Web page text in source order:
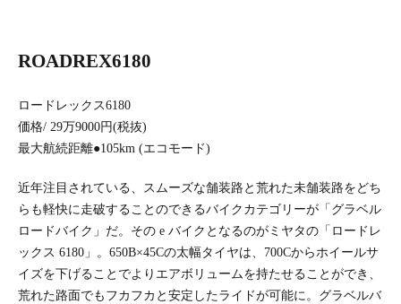
ROADREX6180
ロードレックス6180
価格/ 29万9000円(税抜)
最大航続距離●105km (エコモード)
近年注目されている、スムーズな舗装路と荒れた未舗装路をどち
らも軽快に走破することのできるバイクカテゴリーが「グラベル
ロードバイク」だ。その e バイクとなるのがミヤタの「ロードレ
ックス 6180」。650B×45Cの太幅タイヤは、700Cからホイールサ
イズを下げることでよりエアボリュームを持たせることができ、
荒れた路面でもフカフカと安定したライドが可能に。グラベルバ